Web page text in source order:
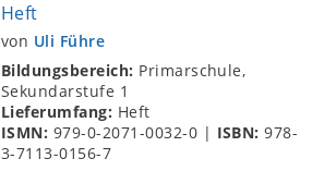
Heft
von Uli Führe
Bildungsbereich: Primarschule,
Sekundarstufe 1
Lieferumfang: Heft
ISMN: 979-0-2071-0032-0 | ISBN:978-
3-7113-0156-7